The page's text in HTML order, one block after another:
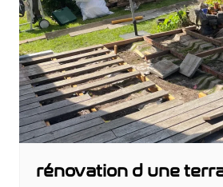
rénovation d une